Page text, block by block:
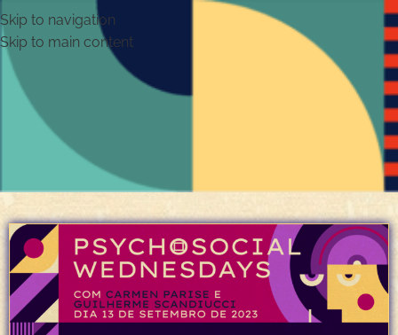
Skip to navigation
Skip to main content